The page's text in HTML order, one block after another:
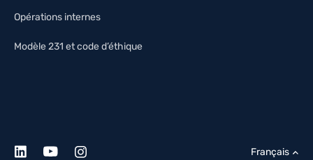
Opérations internes
Modèle 231 et code d’éthique
Français